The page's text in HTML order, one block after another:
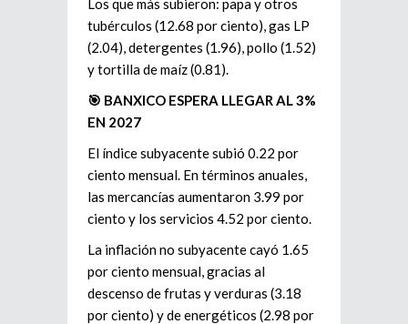
Los que más subieron: papa y otros
tubérculos (12.68 por ciento), gas LP
(2.04), detergentes (1.96), pollo (1.52)
y tortilla de maíz (0.81).
🎯 BANXICO ESPERA LLEGAR AL 3%
EN 2027
El índice subyacente subió 0.22 por
ciento mensual. En términos anuales,
las mercancías aumentaron 3.99 por
ciento y los servicios 4.52 por ciento.
La inflación no subyacente cayó 1.65
por ciento mensual, gracias al
descenso de frutas y verduras (3.18
por ciento) y de energéticos (2.98 por